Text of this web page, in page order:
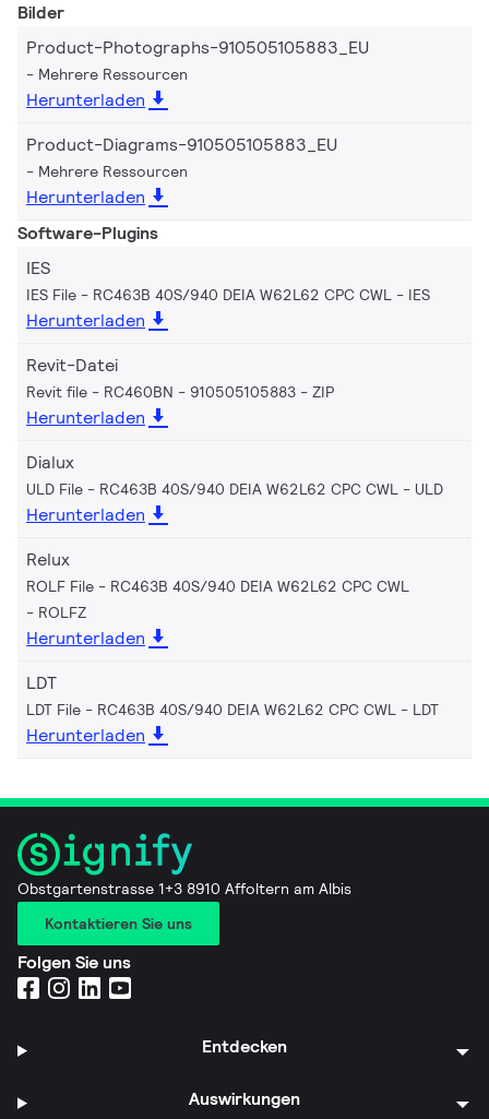
Bilder
Product-Photographs-910505105883_EU
Mehrere Ressourcen
Herunterladen
Product-Diagrams-910505105883_EU
Mehrere Ressourcen
Herunterladen
Software-Plugins
IES
IES File - RC463B 40S/940 DEIA W62L62 CPC CWL IES
Herunterladen
Revit-Datei
Revit file - RC460BN - 910505105883 ZIP
Herunterladen
Dialux
ULD File - RC463B 40S/940 DEIA W62L62 CPC CWL ULD
Herunterladen
Relux
ROLF File - RC463B 40S/940 DEIA W62L62 CPC CWL
ROLFZ
Herunterladen
LDT
LDT File - RC463B 40S/940 DEIA W62L62 CPC CWL LDT
Herunterladen
Obstgartenstrasse 1+3 8910 Affoltern am Albis
Kontaktieren Sie uns
Folgen Sie uns
Entdecken
Auswirkungen